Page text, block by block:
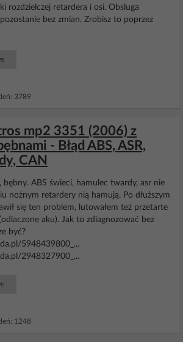
rozdzielczej retardera i osi. Obsluga
bez zmian. Zrobisz to poprzez
3789
mp2 3351 (2006) z
- Błąd ABS, ASR,
CAN
bębny. ABS świeci, hamulec twardy, asr nie
nożnym retardery nią hamują. Po dłuższym
się ten problem, lutowałem też przetarte
aku). Jak to zdiagnozować bez
być?
5948439800_...
2948327900_...
1248